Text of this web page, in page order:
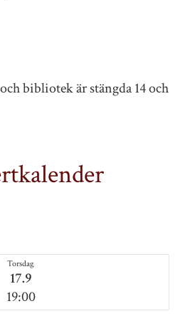
bibliotek är stängda 14 och
Torsdag
17.9
19:00